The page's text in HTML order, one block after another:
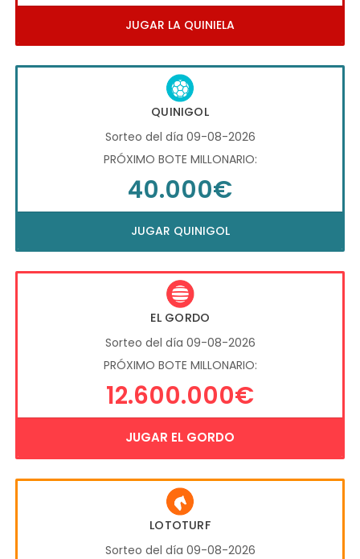
JUGAR LA QUINIELA
QUINIGOL
Sorteo del día 09-08-2026
PRÓXIMO BOTE MILLONARIO:
40.000€
JUGAR QUINIGOL
EL GORDO
Sorteo del día 09-08-2026
PRÓXIMO BOTE MILLONARIO:
12.600.000€
JUGAR EL GORDO
LOTOTURF
Sorteo del día 09-08-2026